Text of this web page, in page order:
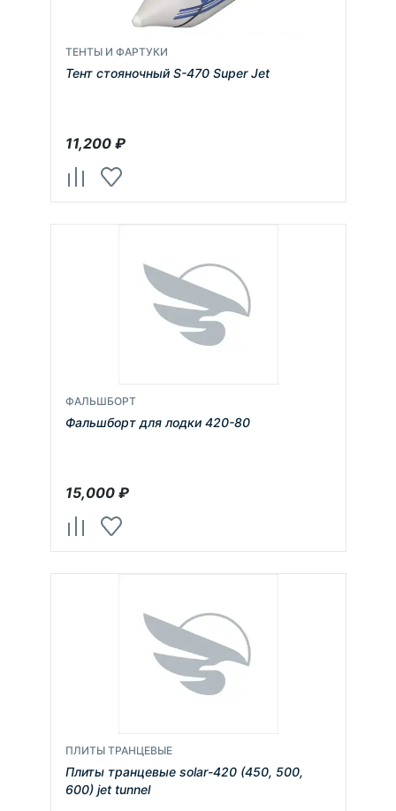
ТЕНТЫ И ФАРТУКИ
Тент стояночный S-470 Super Jet
11,200₽
ФАЛЬШБОРТ
Фальшборт для лодки 420-80
15,000₽
ПЛИТЫ ТРАНЦЕВЫЕ
Плиты транцевые solar-420 (450, 500,
600) jet tunnel